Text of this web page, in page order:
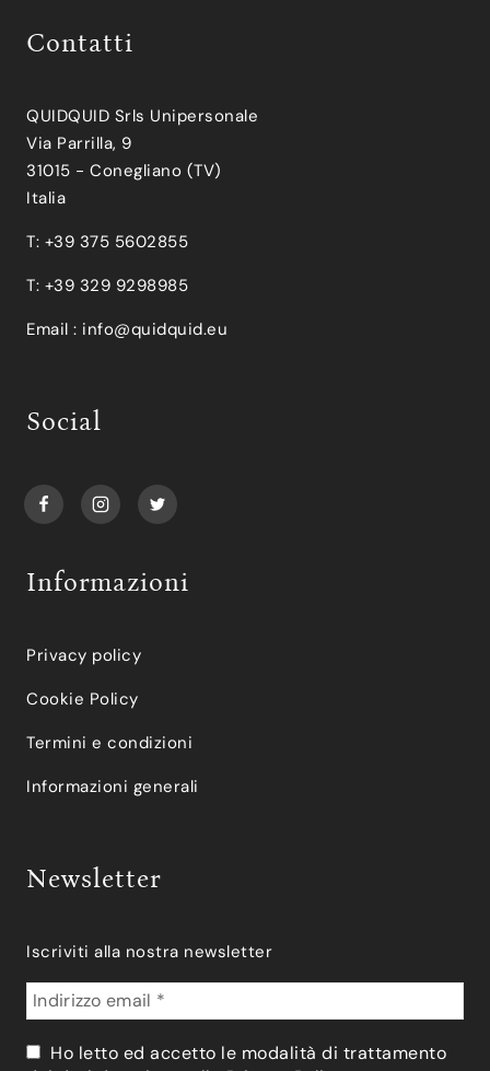
Contatti
QUIDQUID Srls Unipersonale
Via Parrilla, 9
31015 - Conegliano (TV)
Italia
T: +39 375 5602855
T: +39 329 9298985
Email : info@quidquid.eu
Social
Informazioni
Privacy policy
Cookie Policy
Termini e condizioni
Informazioni generali
Newsletter
Iscriviti alla nostra newsletter
Ho letto ed accetto le modalità di trattamento